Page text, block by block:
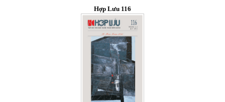
Hợp Lưu 116